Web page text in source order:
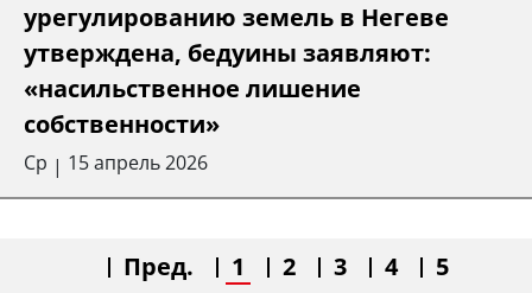
урегулированию земель в Негеве
утверждена, бедуины заявляют:
«насильственное лишение
собственности»
Ср | 15 апрель 2026
Пред. 1 2 3 4 5